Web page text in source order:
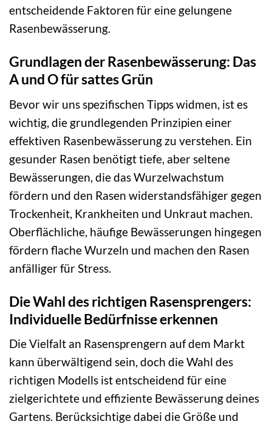
entscheidende Faktoren für eine gelungene
Rasenbewässerung.
Grundlagen der Rasenbewässerung: Das
A und O für sattes Grün
Bevor wir uns spezifischen Tipps widmen, ist es
wichtig, die grundlegenden Prinzipien einer
effektiven Rasenbewässerung zu verstehen. Ein
gesunder Rasen benötigt tiefe, aber seltene
Bewässerungen, die das Wurzelwachstum
fördern und den Rasen widerstandsfähiger gegen
Trockenheit, Krankheiten und Unkraut machen.
Oberflächliche, häufige Bewässerungen hingegen
fördern flache Wurzeln und machen den Rasen
anfälliger für Stress.
Die Wahl des richtigen Rasensprengers:
Individuelle Bedürfnisse erkennen
Die Vielfalt an Rasensprengern auf dem Markt
kann überwältigend sein, doch die Wahl des
richtigen Modells ist entscheidend für eine
zielgerichtete und effiziente Bewässerung deines
Gartens. Berücksichtige dabei die Größe und